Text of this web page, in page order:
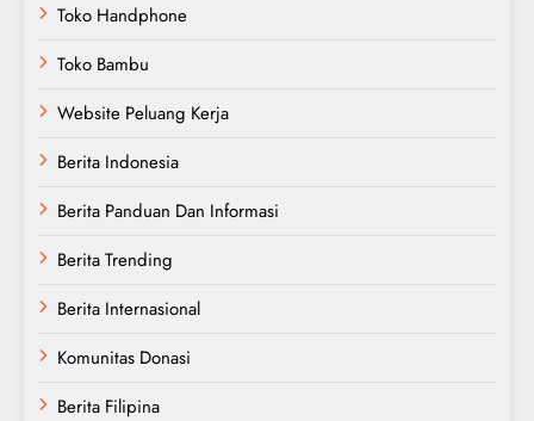
Toko Handphone
Toko Bambu
Website Peluang Kerja
Berita Indonesia
Berita Panduan Dan Informasi
Berita Trending
Berita Internasional
Komunitas Donasi
Berita Filipina